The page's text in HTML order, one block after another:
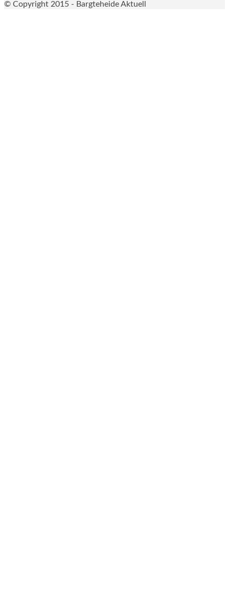
© Copyright 2015 - Bargteheide Aktuell